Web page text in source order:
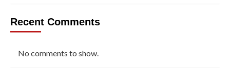
Recent Comments
No comments to show.